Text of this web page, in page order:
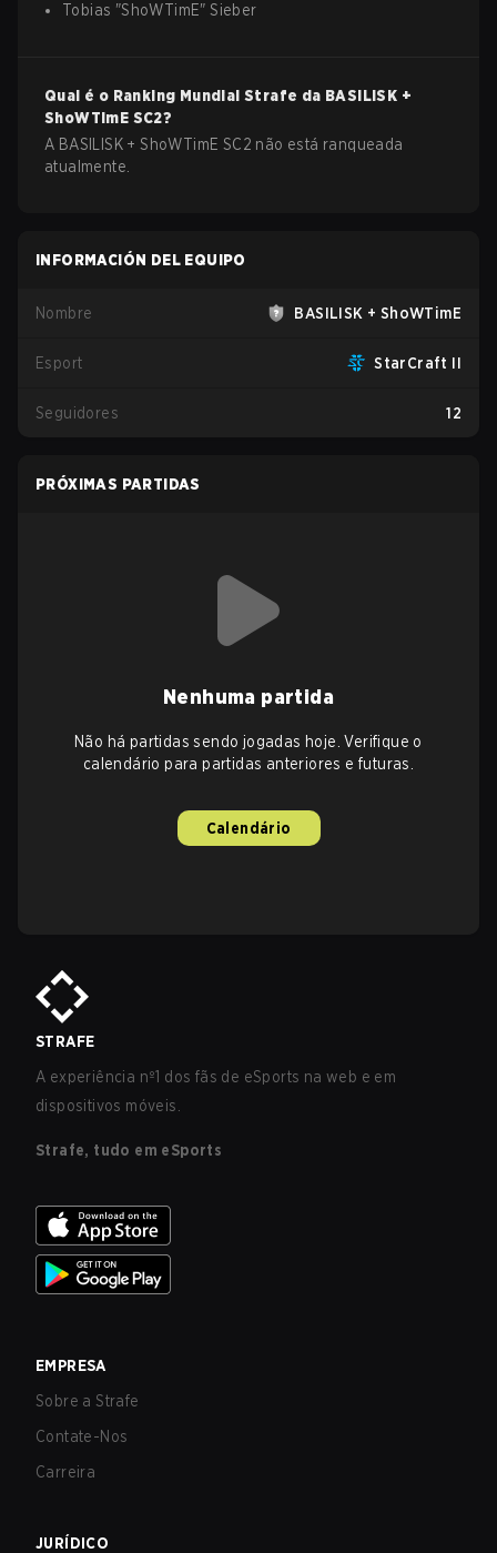
Tobias "ShoWTimE"Sieber
Qual é o Ranking Mundial Strafe da BASILISK +
ShoWTimE SC2?
A BASILISK + ShoWTimE SC2 não está ranqueada
atualmente.
INFORMACIÓN DEL EQUIPO
Nombre BASILISK + ShoWTimE
Esport StarCraft II
Seguidores 12
PRÓXIMAS PARTIDAS
Nenhuma partida
Não há partidas sendo jogadas hoje. Verifique o
calendário para partidas anteriores e futuras.
Calendário
STRAFE
A experiência nº1 dos fãs de eSports na web e em
dispositivos móveis.
Strafe, tudo em eSports
EMPRESA
Sobre a Strafe
Contate-Nos
Carreira
JURÍDICO